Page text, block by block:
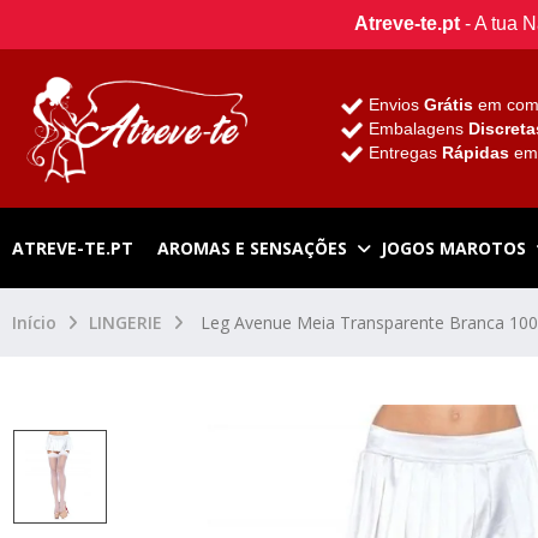
Atreve-te.pt- A tua
Envios Grátis em
Embalagens
Entregas Rápidas em
ATREVE-TE.PT AROMAS E SENSAÇÕES JOGOS MAROTOS
Início LINGERIE Leg Avenue Meia Transparente Branca